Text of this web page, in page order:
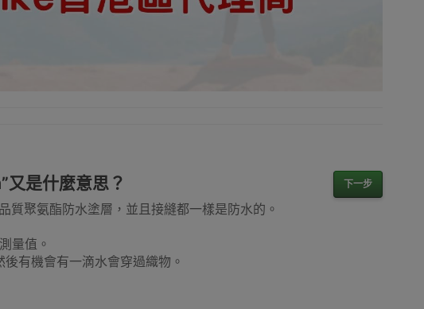
下一步
是什麼意思？
聚氨酯防水塗層，並且接縫都一樣是防水的。
量值。
有機會有一滴水會穿過織物。